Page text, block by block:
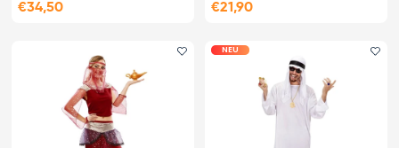
€34,50 €21,90
Favorit hinzufügen
NEU